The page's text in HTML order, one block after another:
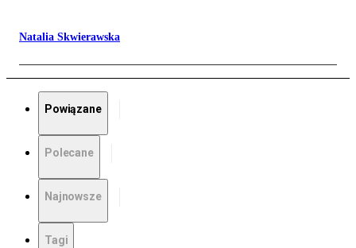
Natalia Skwierawska
Powiązane
Polecane
Najnowsze
Tagi